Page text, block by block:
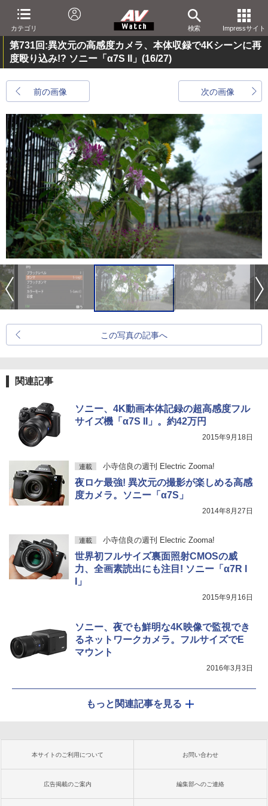
カテゴリ 検索 Impressサイト
第731回:異次元の高感度カメラ、本体収録で4Kシーンに再
度殴り込み!? ソニー「α7S II」 (16/27)
前の画像 次の画像
この写真の記事へ
関連記事
ソニー、4K動画本体記録の超高感度フル
サイズ機「α7S II」。約42万円
2015年9月18日
連載 小寺信良の週刊 Electric Zooma!
夜ロケ最強! 異次元の撮影が楽しめる高感
度カメラ。ソニー「α7S」
2014年8月27日
連載 小寺信良の週刊 Electric Zooma!
世界初フルサイズ裏面照射CMOSの威
力、全画素読出にも注目! ソニー「α7R I
I」
2015年9月16日
ソニー、夜でも鮮明な4K映像で監視でき
るネットワークカメラ。フルサイズでE
マウント
2016年3月3日
もっと関連記事を見る
本サイトのご利用について お問い合わせ
広告掲載のご案内 編集部へのご連絡